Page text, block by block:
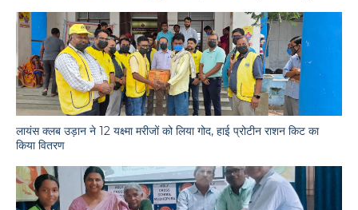
लायंस क्लब उड़ान ने 12 यक्ष्मा मरीजों को लिया गोद, हाई प्रोटीन राशन किट का
किया वितरण